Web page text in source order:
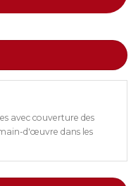
avec couverture des
d'œuvre dans les